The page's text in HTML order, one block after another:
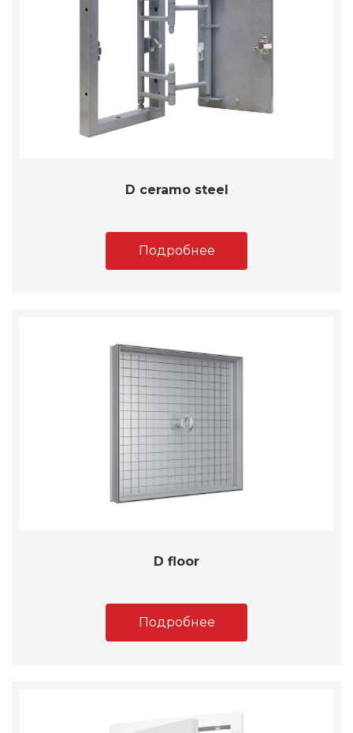
D ceramo steel
Подробнее
D floor
Подробнее